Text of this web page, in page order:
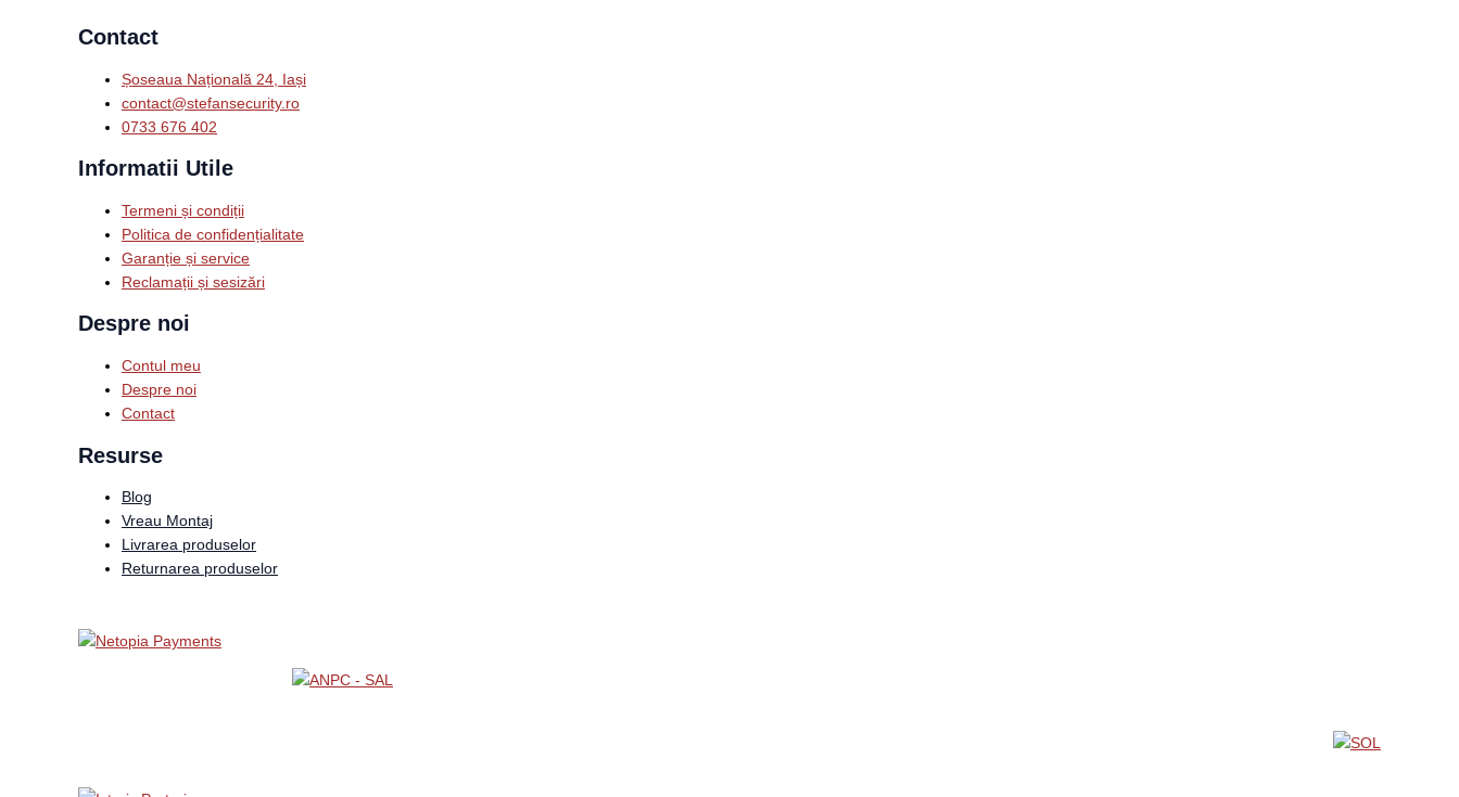
Contact
Șoseaua Națională 24, Iași
contact@stefansecurity.ro
0733 676 402
Informatii Utile
Termeni și condiții
Politica de confidențialitate
Garanție și service
Reclamații și sesizări
Despre noi
Contul meu
Despre noi
Contact
Resurse
Blog
Vreau Montaj
Livrarea produselor
Returnarea produselor